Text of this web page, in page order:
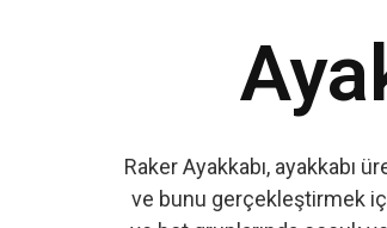
Raker Ayakkabı, ayakkabı
ve bunu gerçekleştirmek